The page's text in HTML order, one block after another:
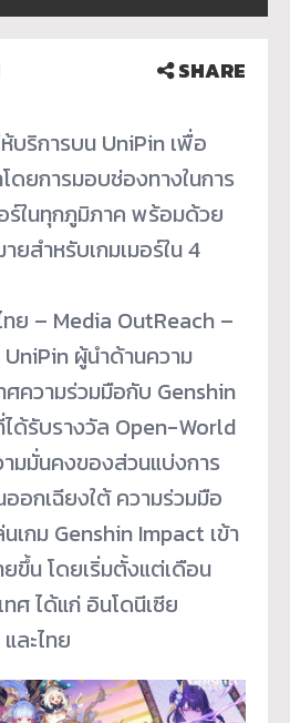
SHARE
บริการบน UniPin เพื่อ
ดยการมอบช่องทางในการ
อร์ในทุกภูมิภาค พร้อมด้วย
ยสำหรับเกมเมอร์ใน 4
ทย – Media OutReach –
ผู้นำด้านความ
ศความร่วมมือกับ Genshin
ด้รับรางวัล Open-World
มมั่นคงของส่วนแบ่งการ
ออกเฉียงใต้ ความร่วมมือ
เกม Genshin Impact เข้า
ยขึ้น โดยเริ่มตั้งแต่เดือน
ศ ได้แก่ อินโดนีเซีย
ละไทย